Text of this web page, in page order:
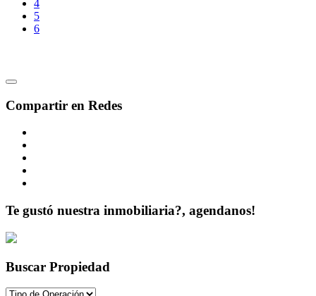
4
5
6
Compartir en Redes
Te gustó nuestra inmobiliaria?, agendanos!
Buscar Propiedad